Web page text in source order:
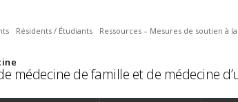
Résidents / Étudiants Ressources – Mesures de soutien à
médecine de famille et de médecine